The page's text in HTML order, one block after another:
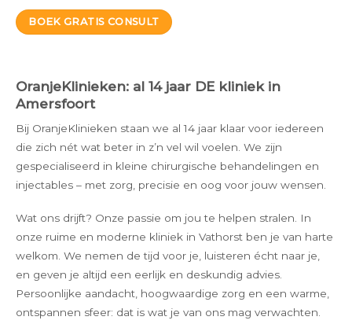
BOEK GRATIS CONSULT
OranjeKlinieken: al 14 jaar DE kliniek in
Amersfoort
Bij OranjeKlinieken staan we al 14 jaar klaar voor iedereen
die zich nét wat beter in z’n vel wil voelen. We zijn
gespecialiseerd in kleine chirurgische behandelingen en
injectables – met zorg, precisie en oog voor jouw wensen.
Wat ons drijft? Onze passie om jou te helpen stralen. In
onze ruime en moderne kliniek in Vathorst ben je van harte
welkom. We nemen de tijd voor je, luisteren écht naar je,
en geven je altijd een eerlijk en deskundig advies.
Persoonlijke aandacht, hoogwaardige zorg en een warme,
ontspannen sfeer: dat is wat je van ons mag verwachten.